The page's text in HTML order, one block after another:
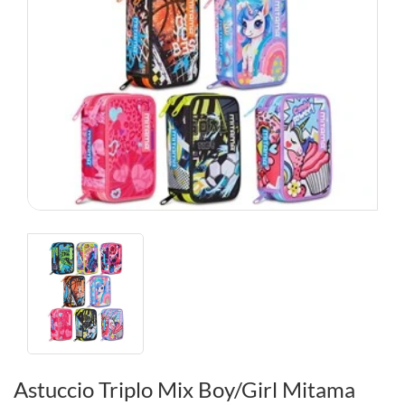
Astuccio Triplo Mix Boy/Girl Mitama